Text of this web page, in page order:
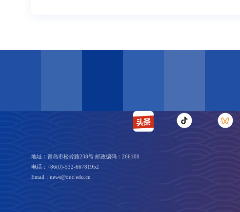
地址：青岛市松岭路238号 邮政编码：266100
电话：+86(0)-532-66781952
Email：news@ouc.edu.cn